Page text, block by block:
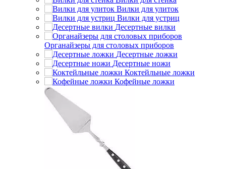
Вилки для улиток
Вилки для устриц
Десертные вилки
Органайзеры для столовых приборов
Десертные ложки
Десертные ножи
Коктейльные ложки
Кофейные ложки